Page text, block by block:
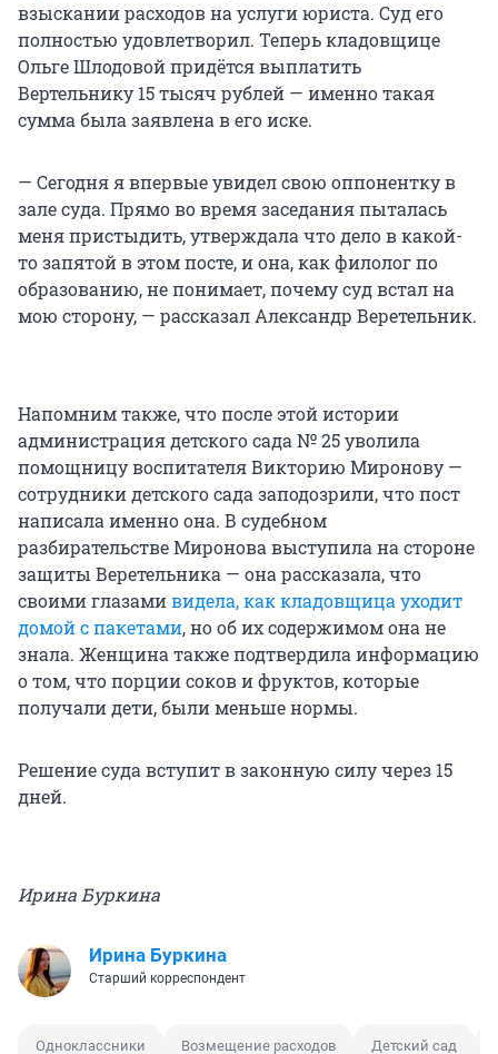
взыскании расходов на услуги юриста. Суд его
полностью удовлетворил. Теперь кладовщице
Ольге Шлодовой придётся выплатить
Вертельнику 15 тысяч рублей — именно такая
сумма была заявлена в его иске.
— Сегодня я впервые увидел свою оппонентку в
зале суда. Прямо во время заседания пыталась
меня пристыдить, утверждала что дело в какой-
то запятой в этом посте, и она, как филолог по
образованию, не понимает, почему суд встал на
мою сторону, — рассказал Александр Веретельник.
Напомним также, что после этой истории
администрация детского сада № 25 уволила
помощницу воспитателя Викторию Миронову —
сотрудники детского сада заподозрили, что пост
написала именно она. В судебном
разбирательстве Миронова выступила на стороне
защиты Веретельника — она рассказала, что
своими глазамивидела, как кладовщица уходит
домой с пакетами, но об их содержимом она не
знала. Женщина также подтвердила информацию
о том, что порции соков и фруктов, которые
получали дети, были меньше нормы.
Решение суда вступит в законную силу через 15
дней.
Ирина Буркина
Ирина Буркина
Старший корреспондент
Одноклассники Возмещение расходов Детский сад